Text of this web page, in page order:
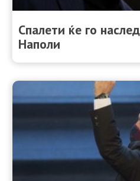
Спалети ќе го
Наполи